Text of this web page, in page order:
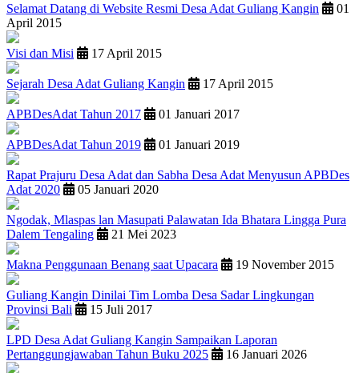
Selamat Datang di Website Resmi Desa Adat Guliang Kangin
01
April 2015
Visi dan Misi 17 April 2015
Sejarah Desa Adat Guliang Kangin 17 April 2015
APBDesAdat Tahun 2017 01 Januari 2017
APBDesAdat Tahun 2019 01 Januari 2019
Rapat Prajuru Desa Adat dan Sabha Desa Adat Menyusun APBDes
Adat 2020
05 Januari 2020
Ngodak, Mlaspas lan Masupati Palawatan Ida Bhatara Lingga Pura
Dalem Tengaling
21 Mei 2023
Makna Penggunaan Benang saat Upacara 19 November 2015
Guliang Kangin Dinilai Tim Lomba Desa Sadar Lingkungan
Provinsi Bali
15 Juli 2017
LPD Desa Adat Guliang Kangin Sampaikan Laporan
Pertanggungjawaban Tahun Buku 2025
16 Januari 2026